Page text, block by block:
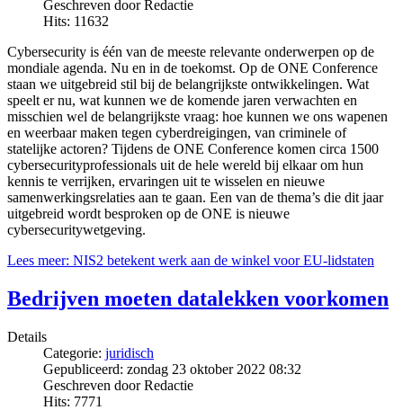
Geschreven door Redactie
Hits: 11632
Cybersecurity is één van de meeste relevante onderwerpen op de
mondiale agenda. Nu en in de toekomst. Op de ONE Conference
staan we uitgebreid stil bij de belangrijkste ontwikkelingen. Wat
speelt er nu, wat kunnen we de komende jaren verwachten en
misschien wel de belangrijkste vraag: hoe kunnen we ons wapenen
en weerbaar maken tegen cyberdreigingen, van criminele of
statelijke actoren? Tijdens de ONE Conference komen circa 1500
cybersecurityprofessionals uit de hele wereld bij elkaar om hun
kennis te verrijken, ervaringen uit te wisselen en nieuwe
samenwerkingsrelaties aan te gaan. Een van de thema’s die dit jaar
uitgebreid wordt besproken op de ONE is nieuwe
cybersecuritywetgeving.
Lees meer: NIS2 betekent werk aan de winkel voor EU-lidstaten
Bedrijven moeten datalekken voorkomen
Details
Categorie: juridisch
Gepubliceerd: zondag 23 oktober 2022 08:32
Geschreven door Redactie
Hits: 7771